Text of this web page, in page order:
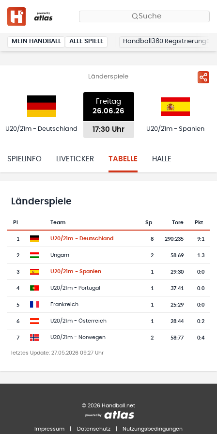
Suche
MEIN HANDBALL ALLE SPIELE Handball360 Registrierung
Länderspiele
U20/21m - Deutschland
Freitag
26.06.26
17:30 Uhr U20/21m - Spanien
SPIELINFO LIVETICKER TABELLE HALLE
Länderspiele
Tabelle mit Vereinsplatzierungen, Spielen, Toren und Punkten
Pl.
Team-Logo
Team Sp. Tore Pkt.
1 U20/21m - Deutschland 8 290:235 9:1
2 Ungarn 2 58:69 1:3
3 U20/21m - Spanien 1 29:30 0:0
4 U20/21m - Portugal 1 37:41 0:0
5 Frankreich 1 25:29 0:0
6 U20/21m - Österreich 1 28:44 0:2
7 U20/21m - Norwegen 2 58:77 0:4
letztes Update: 27.05.2026 09:27 Uhr
© 2026 Handball.net
Impressum Datenschutz Nutzungsbedingungen